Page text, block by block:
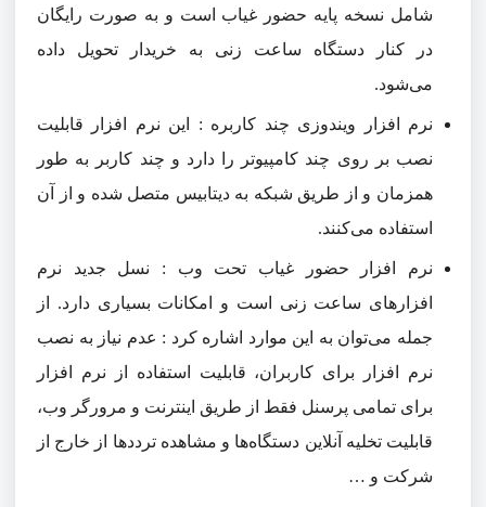
شامل نسخه پایه حضور غیاب است و به صورت رایگان
در کنار دستگاه ساعت زنی به خریدار تحویل داده
می‌شود.
نرم افزار ویندوزی چند کاربره : این نرم افزار قابلیت
نصب بر روی چند کامپیوتر را دارد و چند کاربر به طور
همزمان و از طریق شبکه به دیتابیس متصل شده و از آن
استفاده می‌کنند.
نرم افزار حضور غیاب تحت وب : نسل جدید نرم
افزارهای ساعت زنی است و امکانات بسیاری دارد. از
جمله می‌توان به این موارد اشاره کرد : عدم نیاز به نصب
نرم افزار برای کاربران، قابلیت استفاده از نرم افزار
برای تمامی پرسنل فقط از طریق اینترنت و مرورگر وب،
قابلیت تخلیه آنلاین دستگاه‌ها و مشاهده ترددها از خارج از
شرکت و …